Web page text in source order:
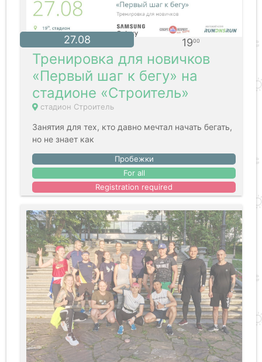
27.08 1900
Тренировка для новичков
«Первый шаг к бегу» на
стадионе «Строитель»
стадион Строитель
Занятия для тех, кто давно мечтал начать бегать,
но не знает как
Пробежки
For all
Registration required